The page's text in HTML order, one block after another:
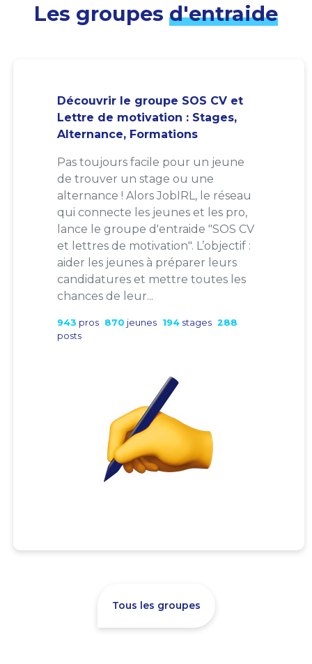
Les groupes d'entraide
Découvrir le groupe SOS CV et
Lettre de motivation : Stages,
Alternance, Formations
Pas toujours facile pour un jeune
de trouver un stage ou une
alternance ! Alors JobIRL, le réseau
qui connecte les jeunes et les pro,
lance le groupe d'entraide "SOS CV
et lettres de motivation". L’objectif :
aider les jeunes à préparer leurs
candidatures et mettre toutes les
chances de leur...
943 pros 870 jeunes 194 stages 288
posts
Tous les groupes